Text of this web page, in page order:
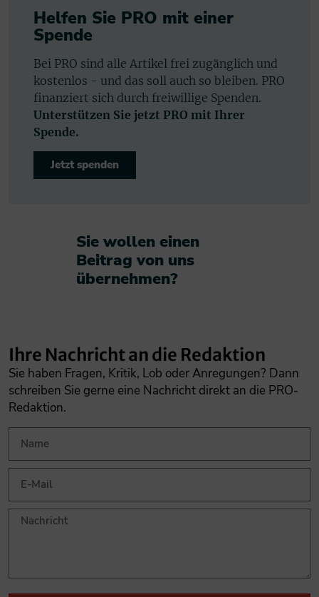
Helfen Sie PRO mit einer
Spende
Bei PRO sind alle Artikel frei zugänglich und
kostenlos - und das soll auch so bleiben. PRO
finanziert sich durch freiwillige Spenden.
Unterstützen Sie jetzt PRO mit Ihrer
Spende.
Jetzt spenden
Sie wollen einen
Beitrag von uns
übernehmen?​
Ihre Nachricht an die Redaktion
Sie haben Fragen, Kritik, Lob oder Anregungen? Dann
schreiben Sie gerne eine Nachricht direkt an die PRO-
Redaktion.